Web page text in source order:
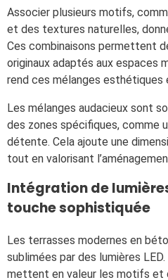
Associer plusieurs motifs,
et des textures naturelles,
Ces combinaisons permettent
originaux adaptés aux espaces
rend ces mélanges esthétiques
Les mélanges audacieux sont
des zones spécifiques, comme
détente. Cela ajoute une
tout en valorisant
Intégration de
touche sophistiquée
Les terrasses modernes en
sublimées par des lumières
mettent en valeur les motifs et